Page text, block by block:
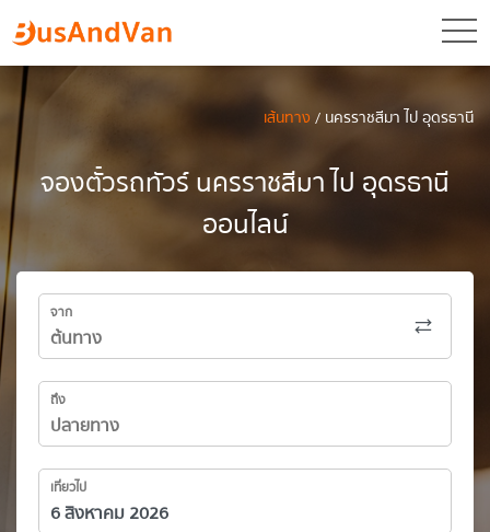
เส้นทาง/ นครราชสีมา ไป อุดรธานี
จองตั๋วรถทัวร์ นครราชสีมา ไป อุดรธานี
ออนไลน์
จาก
ถึง
เที่ยวไป